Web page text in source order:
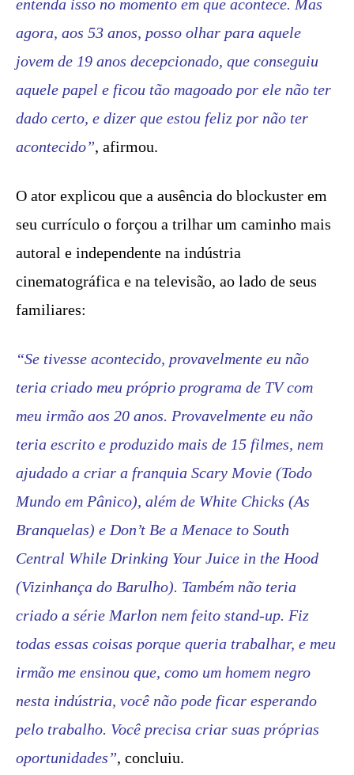
entenda isso no momento em que acontece. Mas
agora, aos 53 anos, posso olhar para aquele
jovem de 19 anos decepcionado, que conseguiu
aquele papel e ficou tão magoado por ele não ter
dado certo, e dizer que estou feliz por não ter
acontecido”, afirmou.
O ator explicou que a ausência do blockuster em
seu currículo o forçou a trilhar um caminho mais
autoral e independente na indústria
cinematográfica e na televisão, ao lado de seus
familiares:
“Se tivesse acontecido, provavelmente eu não
teria criado meu próprio programa de TV com
meu irmão aos 20 anos. Provavelmente eu não
teria escrito e produzido mais de 15 filmes, nem
ajudado a criar a franquia Scary Movie (Todo
Mundo em Pânico), além de White Chicks (As
Branquelas) e Don’t Be a Menace to South
Central While Drinking Your Juice in the Hood
(Vizinhança do Barulho). Também não teria
criado a série Marlon nem feito stand-up. Fiz
todas essas coisas porque queria trabalhar, e meu
irmão me ensinou que, como um homem negro
nesta indústria, você não pode ficar esperando
pelo trabalho. Você precisa criar suas próprias
oportunidades”, concluiu.